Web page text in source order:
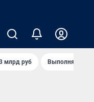
млрд руб Выполняется